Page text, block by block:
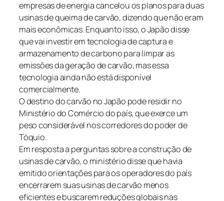
empresas de energia cancelou os planos para duas
usinas de queima de carvão, dizendo que não eram
mais econômicas. Enquanto isso, o Japão disse
que vai investir em tecnologia de captura e
armazenamento de carbono para limpar as
emissões da geração de carvão, mas essa
tecnologia ainda não está disponível
comercialmente.
O destino do carvão no Japão pode residir no
Ministério do Comércio do país, que exerce um
peso considerável nos corredores do poder de
Tóquio.
Em resposta a perguntas sobre a construção de
usinas de carvão, o ministério disse que havia
emitido orientações para os operadores do país
encerrarem suas usinas de carvão menos
eficientes e buscarem reduções globais nas